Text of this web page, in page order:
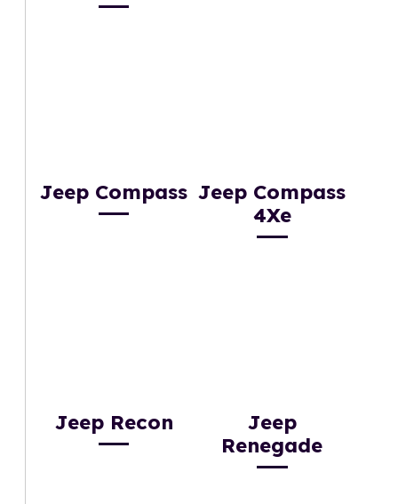
Jeep Compass Jeep Compass
4Xe
Jeep Recon
Jeep
Renegade